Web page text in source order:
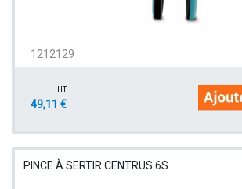
1212129
HT
49,11 €
PINCE À SERTIR CENTRUS 6S